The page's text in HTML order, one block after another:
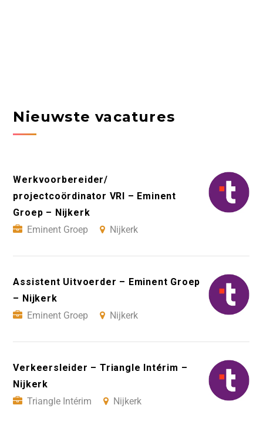
Nieuwste vacatures
Werkvoorbereider/
projectcoördinator VRI – Eminent
Groep – Nijkerk
Eminent Groep
Nijkerk
Assistent Uitvoerder – Eminent Groep
– Nijkerk
Eminent Groep
Nijkerk
Verkeersleider – Triangle Intérim –
Nijkerk
Triangle Intérim
Nijkerk